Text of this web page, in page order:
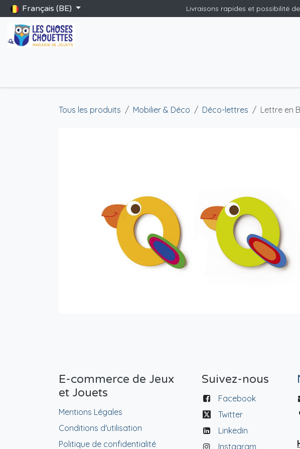
Se rendre au contenu
Français (BE) Livraisons rapides et possibilité
Tous les produits Mobilier & Déco Déco-lettres Lettre en
E-commerce de Jeux
et Jouets
Mentions Légales
Conditions d'utilisation
Politique de confidentialité
Suivez-nous
Facebook
Twitter
Linkedin
Instagram